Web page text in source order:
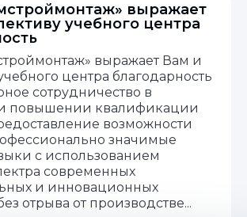
выражает
учебного центра
выражает Вам и
центра благодарность
сотрудничество в
и повышении квалификации
возможности
значимые
с использованием
современных
и инновационных
отрыва от производстве...